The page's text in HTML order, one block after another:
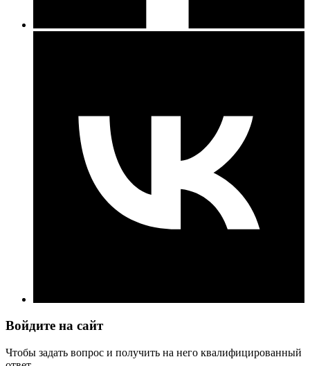
Войдите на сайт
Чтобы задать вопрос и получить на него квалифицированный